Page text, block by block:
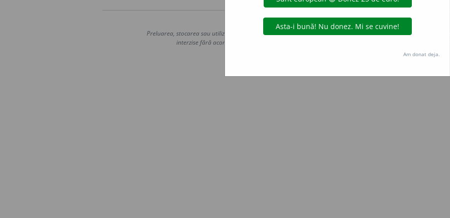
Copyright © 2004-2026 dexonline (https://dexonline.ro)
Preluarea, stocarea sau utilizarea datelor de pe acest site, inclusiv prin orice metode de extragere automată
interzise fără acordul nostru prealabil scris, cu excepția seturilor de date oferite oficial spre utilizare
Hosterion
Am donat deja.